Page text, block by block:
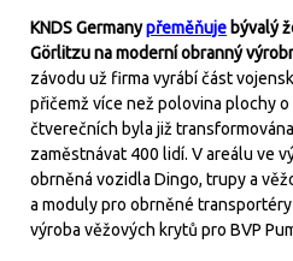
KNDS Germanypřeměňuje bývalý
Görlitzu na moderní obranný
závodu už firma vyrábí část
přičemž více než polovina plochy
čtverečních byla již
zaměstnávat 400 lidí. V areálu ve
obrněná vozidla Dingo, trupy a
a moduly pro obrněné
výroba věžových krytů pro BVP